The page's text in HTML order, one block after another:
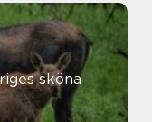
sköna